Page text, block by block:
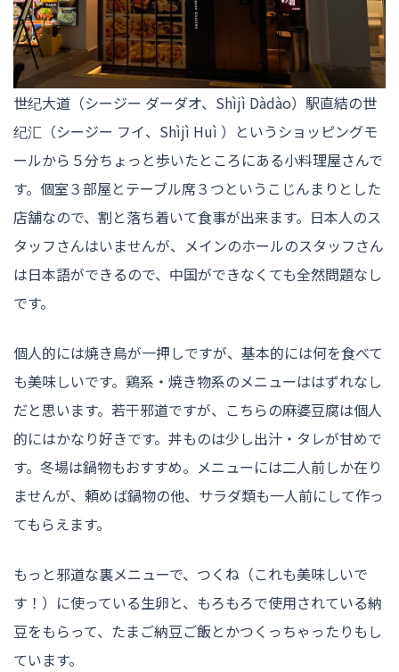
世纪大道（シージー ダーダオ、Shìjì Dàdào）駅直結の世
纪汇（シージー フイ、Shìjì Huì ）というショッピングモ
ールから５分ちょっと歩いたところにある小料理屋さんで
す。個室３部屋とテーブル席３つというこじんまりとした
店舗なので、割と落ち着いて食事が出来ます。日本人のス
タッフさんはいませんが、メインのホールのスタッフさん
は日本語ができるので、中国ができなくても全然問題なし
です。
個人的には焼き鳥が一押しですが、基本的には何を食べて
も美味しいです。鶏系・焼き物系のメニューははずれなし
だと思います。若干邪道ですが、こちらの麻婆豆腐は個人
的にはかなり好きです。丼ものは少し出汁・タレが甘めで
す。冬場は鍋物もおすすめ。メニューには二人前しか在り
ませんが、頼めば鍋物の他、サラダ類も一人前にして作っ
てもらえます。
もっと邪道な裏メニューで、つくね（これも美味しいで
す！）に使っている生卵と、もろもろで使用されている納
豆をもらって、たまご納豆ご飯とかつくっちゃったりもし
ています。